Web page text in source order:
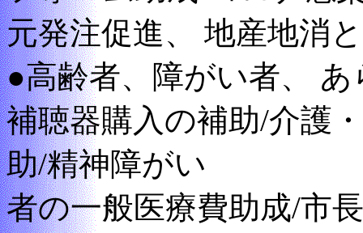
元発注促進、 地産地消
●高齢者、障がい者、
補聴器購入の補助/介護
助/精神障がい
者の一般医療費助成/市